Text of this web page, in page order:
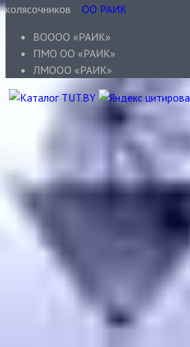
колясочников ОО РАИК
ВОООО «РАИК»
ПМО ОО «РАИК»
ЛМООО «РАИК»